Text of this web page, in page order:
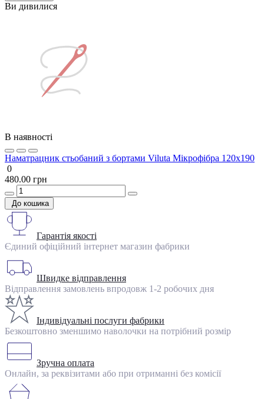
Ви дивилися
В наявності
Наматрацник стьобаний з бортами Viluta Мікрофібра 120х190
0
480.00 грн
До кошика
Гарантія якості
Єдиний офіційний інтернет магазин фабрики
Швидке відправлення
Відправлення замовлень впродовж 1-2 робочих дня
Індивідуальні послуги фабрики
Безкоштовно зменшимо наволочки на потрібний розмір
Зручна оплата
Онлайн, за реквізитами або при отриманні без комісії